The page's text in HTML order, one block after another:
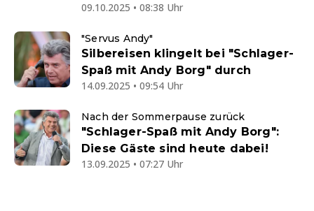
09.10.2025 • 08:38 Uhr
"Servus Andy"
Silbereisen klingelt bei "Schlager-
Spaß mit Andy Borg" durch
14.09.2025 • 09:54 Uhr
Nach der Sommerpause zurück
"Schlager-Spaß mit Andy Borg":
Diese Gäste sind heute dabei!
13.09.2025 • 07:27 Uhr